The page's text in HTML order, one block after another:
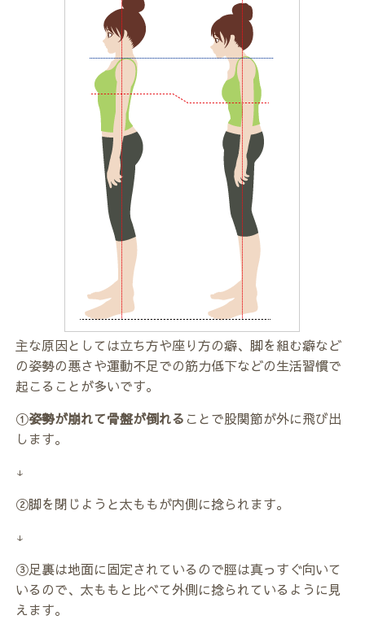
主な原因としては立ち方や座り方の癖、脚を組む癖など
の姿勢の悪さや運動不足での筋力低下などの生活習慣で
起こることが多いです。
①姿勢が崩れて骨盤が倒れる ことで股関節が外に飛び出
します。
↓
②脚を閉じようと太ももが内側に捻られます。
↓
③足裏は地面に固定されているので脛は真っすぐ向いて
いるので、太ももと比べて外側に捻られているように見
えます。